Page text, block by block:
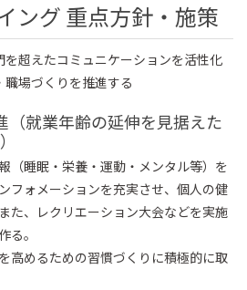
ング 重点方針・施策
超えたコミュニケーションを活性化
場づくりを推進する
（就業年齢の延伸を見据えた
（睡眠・栄養・運動・メンタル等）を
フォメーションを充実させ、個人の健
た、レクリエーション大会などを実施
る。
高めるための習慣づくりに積極的に取